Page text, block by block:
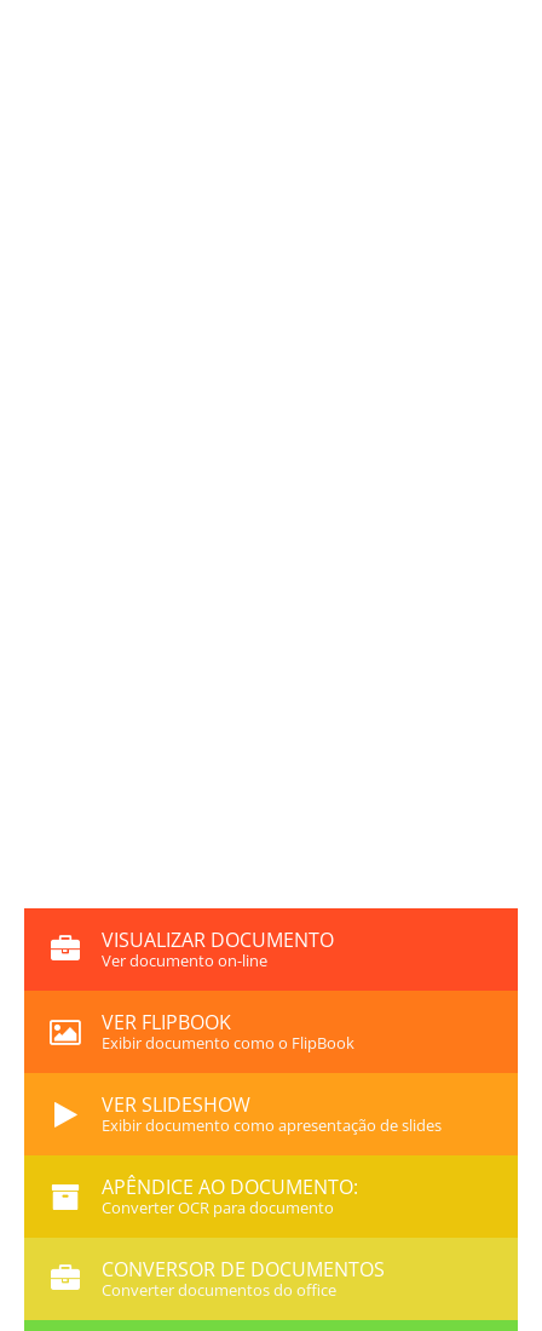
VISUALIZAR DOCUMENTO
Ver documento on-line
VER FLIPBOOK
Exibir documento como o FlipBook
VER SLIDESHOW
Exibir documento como apresentação de slides
APÊNDICE AO DOCUMENTO:
Converter OCR para documento
CONVERSOR DE DOCUMENTOS
Converter documentos do office